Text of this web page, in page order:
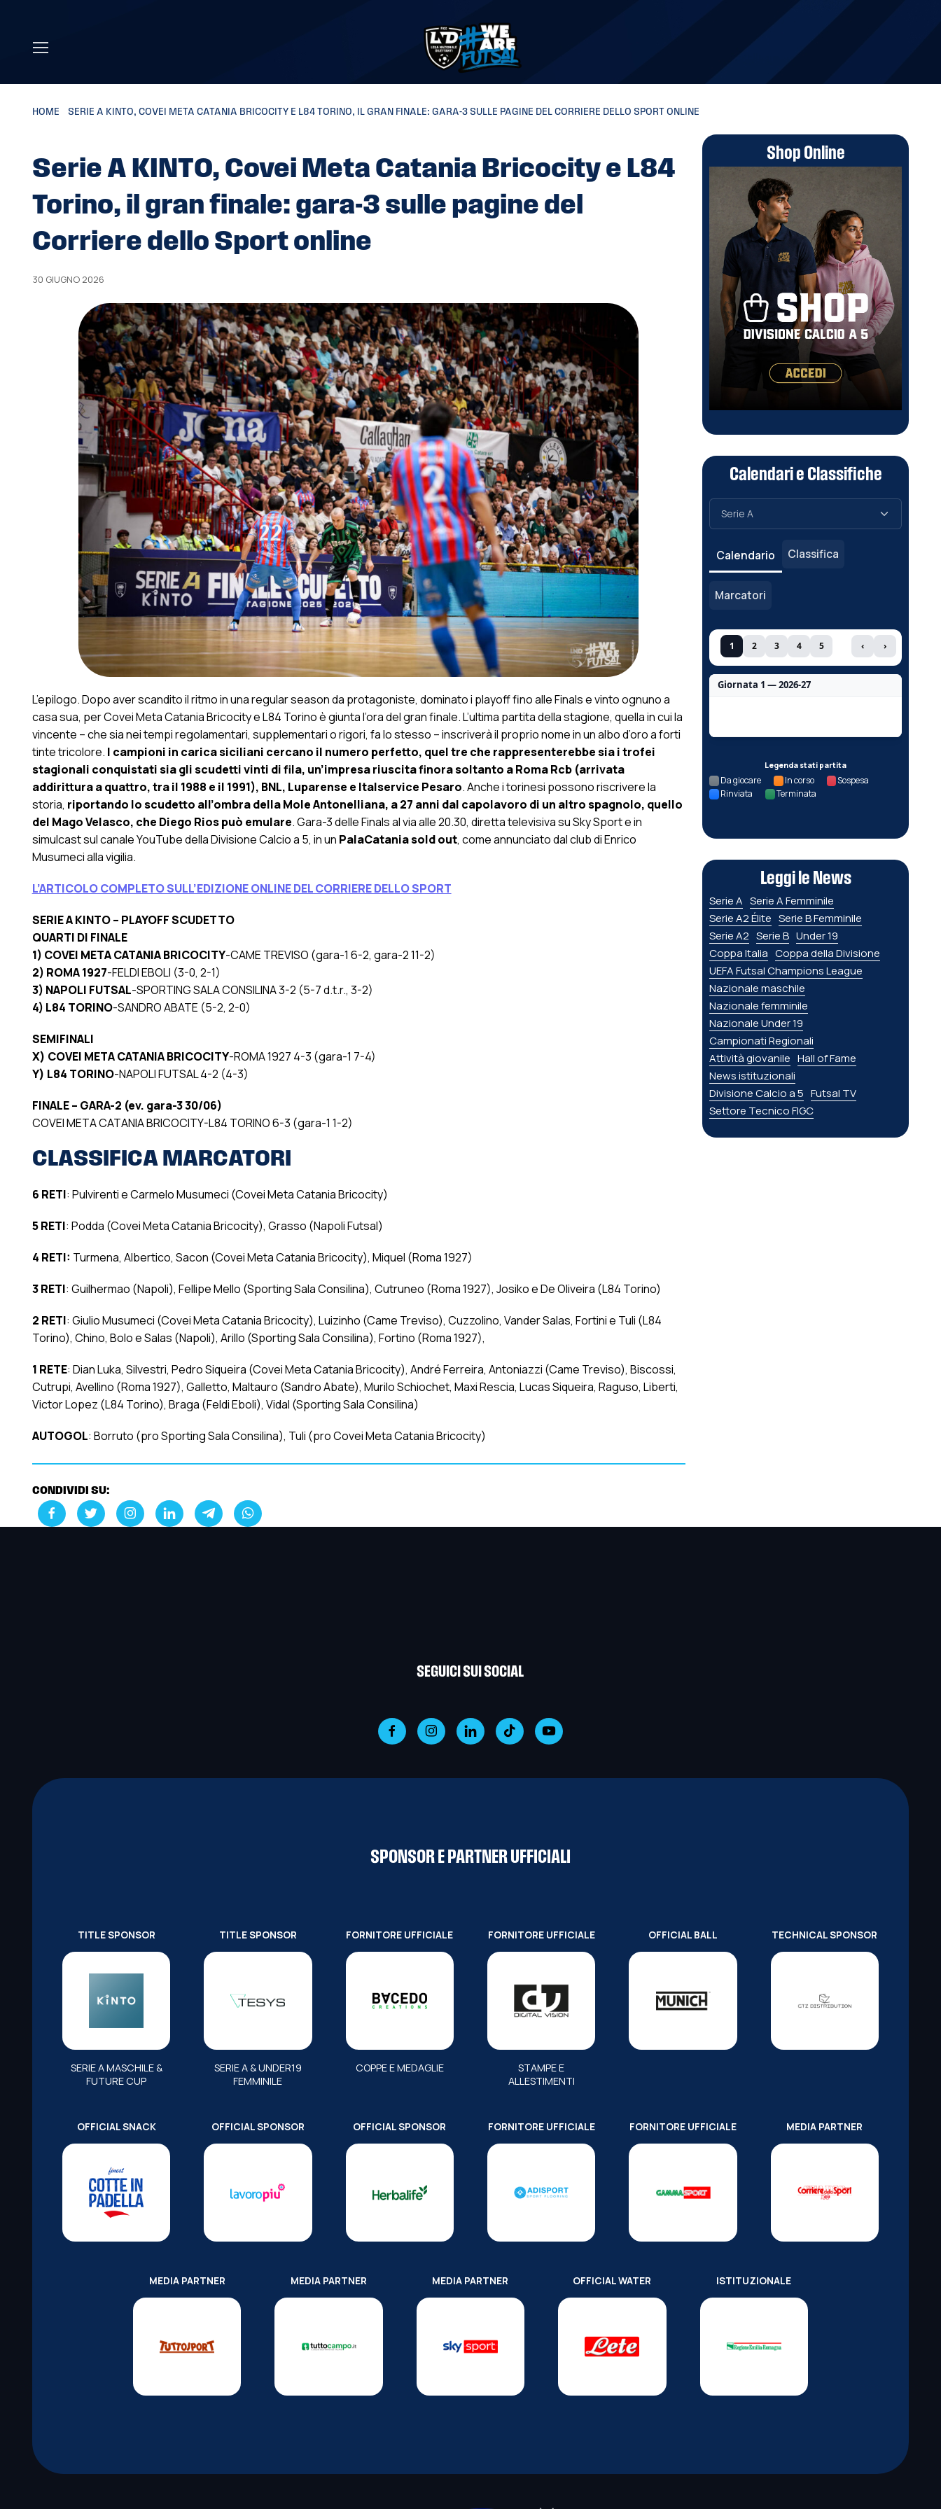
HOME SERIE A KINTO, COVEI META CATANIA BRICOCITY E L84 TORINO, IL GRAN FINALE: GARA-3 SULLE PAGINE DEL CORRIERE DELLO SPORT ONLINE
Serie A KINTO, Covei Meta Catania Bricocity e L84
Torino, il gran finale: gara-3 sulle pagine del
Corriere dello Sport online
30 GIUGNO 2026
L’epilogo. Dopo aver scandito il ritmo in una regular season da protagoniste, dominato i playoff fino alle Finals e vinto ognuno a
casa sua, per Covei Meta Catania Bricocity e L84 Torino è giunta l’ora del gran finale. L’ultima partita della stagione, quella in cui la
vincente – che sia nei tempi regolamentari, supplementari o rigori, fa lo stesso – inscriverà il proprio nome in un albo d’oro a forti
tinte tricolore. I campioni in carica siciliani cercano il numero perfetto, quel tre che rappresenterebbe sia i trofei
stagionali conquistati sia gli scudetti vinti di fila, un’impresa riuscita finora soltanto a Roma Rcb (arrivata
addirittura a quattro, tra il 1988 e il 1991), BNL, Luparense e Italservice Pesaro. Anche i torinesi possono riscrivere la
storia, riportando lo scudetto all’ombra della Mole Antonelliana, a 27 anni dal capolavoro di un altro spagnolo, quello
del Mago Velasco, che Diego Rios può emulare. Gara-3 delle Finals al via alle 20.30, diretta televisiva su Sky Sport e in
simulcast sul canale YouTube della Divisione Calcio a 5, in un PalaCatania sold out, come annunciato dal club di Enrico
Musumeci alla vigilia.
L’ARTICOLO COMPLETO SULL’EDIZIONE ONLINE DEL CORRIERE DELLO SPORT
SERIE A KINTO – PLAYOFF SCUDETTO
QUARTI DI FINALE
1) COVEI META CATANIA BRICOCITY-CAME TREVISO (gara-1 6-2, gara-2 11-2)
2) ROMA 1927-FELDI EBOLI (3-0, 2-1)
3) NAPOLI FUTSAL-SPORTING SALA CONSILINA 3-2 (5-7 d.t.r., 3-2)
4) L84 TORINO-SANDRO ABATE (5-2, 2-0)
SEMIFINALI
X) COVEI META CATANIA BRICOCITY-ROMA 1927 4-3 (gara-1 7-4)
Y) L84 TORINO-NAPOLI FUTSAL 4-2 (4-3)
FINALE – GARA-2 (ev. gara-3 30/06)
COVEI META CATANIA BRICOCITY-L84 TORINO 6-3 (gara-1 1-2)
CLASSIFICA MARCATORI
6 RETI: Pulvirenti e Carmelo Musumeci (Covei Meta Catania Bricocity)
5 RETI: Podda (Covei Meta Catania Bricocity), Grasso (Napoli Futsal)
4 RETI: Turmena, Albertico, Sacon (Covei Meta Catania Bricocity), Miquel (Roma 1927)
3 RETI: Guilhermao (Napoli), Fellipe Mello (Sporting Sala Consilina), Cutruneo (Roma 1927), Josiko e De Oliveira (L84 Torino)
2 RETI: Giulio Musumeci (Covei Meta Catania Bricocity), Luizinho (Came Treviso), Cuzzolino, Vander Salas, Fortini e Tuli (L84
Torino), Chino, Bolo e Salas (Napoli), Arillo (Sporting Sala Consilina), Fortino (Roma 1927),
1 RETE: Dian Luka, Silvestri, Pedro Siqueira (Covei Meta Catania Bricocity), André Ferreira, Antoniazzi (Came Treviso), Biscossi,
Cutrupi, Avellino (Roma 1927), Galletto, Maltauro (Sandro Abate), Murilo Schiochet, Maxi Rescia, Lucas Siqueira, Raguso, Liberti,
Victor Lopez (L84 Torino), Braga (Feldi Eboli), Vidal (Sporting Sala Consilina)
AUTOGOL: Borruto (pro Sporting Sala Consilina), Tuli (pro Covei Meta Catania Bricocity)
CONDIVIDI SU:
Shop Online
Calendari e Classifiche
Calendario Classifica
Marcatori
1 2 3 4 5 ‹ ›
Giornata 1 — 2026-27
Legenda stati partita
Da giocare In corso
Sospesa
Rinviata
Terminata
Leggi le News
Serie A Serie A Femminile
Serie A2 Élite Serie B Femminile
Serie A2 Serie B Under 19
Coppa Italia Coppa della Divisione
UEFA Futsal Champions League
Nazionale maschile
Nazionale femminile
Nazionale Under 19
Campionati Regionali
Attività giovanile Hall of Fame
News istituzionali
Divisione Calcio a 5 Futsal TV
Settore Tecnico FIGC
SEGUICI SUI SOCIAL
SPONSOR E PARTNER UFFICIALI
TITLE SPONSOR
SERIE A MASCHILE &
FUTURE CUP
TITLE SPONSOR
SERIE A & UNDER19
FEMMINILE
FORNITORE UFFICIALE
COPPE E MEDAGLIE
FORNITORE UFFICIALE
STAMPE E
ALLESTIMENTI
OFFICIAL BALL TECHNICAL SPONSOR
OFFICIAL SNACK OFFICIAL SPONSOR OFFICIAL SPONSOR FORNITORE UFFICIALE FORNITORE UFFICIALE MEDIA PARTNER
MEDIA PARTNER MEDIA PARTNER MEDIA PARTNER OFFICIAL WATER ISTITUZIONALE